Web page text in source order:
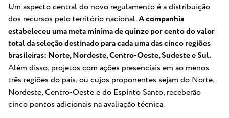
Um aspecto central do novo regulamento é a distribuição
dos recursos pelo território nacional.A companhia
estabeleceu uma meta mínima de quinze por cento do valor
total da seleção destinado para cada uma das cinco regiões
brasileiras: Norte, Nordeste, Centro-Oeste, Sudeste e Sul.
Além disso, projetos com ações presenciais em ao menos
três regiões do país, ou cujos proponentes sejam do Norte,
Nordeste, Centro-Oeste e do Espírito Santo, receberão
cinco pontos adicionais na avaliação técnica.